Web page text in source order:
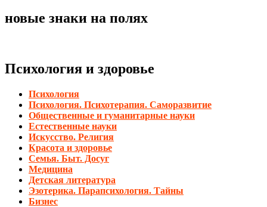
новые знаки на полях
Психология и здоровье
Психология
Психология. Психотерапия. Саморазвитие
Общественные и гуманитарные науки
Естественные науки
Искусство. Религия
Красота и здоровье
Семья. Быт. Досуг
Медицина
Детская литература
Эзотерика. Парапсихология. Тайны
Бизнес